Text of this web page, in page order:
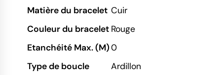
Matière du bracelet Cuir
Couleur du bracelet Rouge
Etanchéité Max. (M)0
Type de boucle
Ardillon